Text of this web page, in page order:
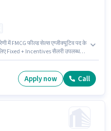
में FMCG फील्ड सेल्स एग्जीक्यूटिव पद के
Fixed + Incentives सैलरी उपलब्ध
के पास एरिया नॉलेज होना
Apply now Call